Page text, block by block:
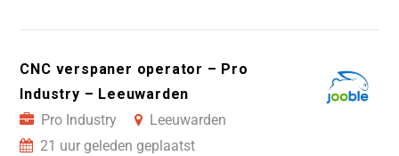
CNC verspaner operator – Pro
Industry – Leeuwarden
Pro Industry
Leeuwarden
21 uur geleden geplaatst